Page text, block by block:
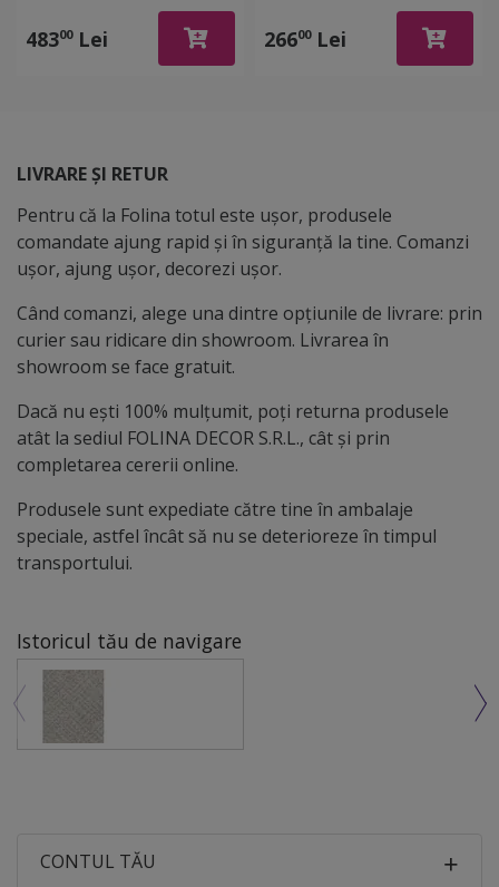
48300Lei 26600Lei
LIVRARE ȘI RETUR
Pentru că la Folina totul este ușor, produsele
comandate ajung rapid și în siguranță la tine. Comanzi
ușor, ajung ușor, decorezi ușor.
Când comanzi, alege una dintre opțiunile de livrare: prin
curier sau ridicare din showroom. Livrarea în
showroom se face gratuit.
Dacă nu ești 100% mulțumit, poți returna produsele
atât la sediul FOLINA DECOR S.R.L., cât și prin
completarea cererii online.
Produsele sunt expediate către tine în ambalaje
speciale, astfel încât să nu se deterioreze în timpul
transportului.
Istoricul tău de navigare
CONTUL TĂU